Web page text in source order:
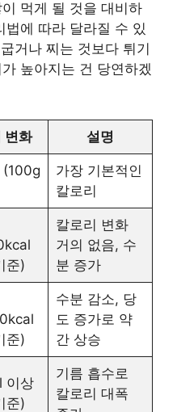
먹게 될 것을 대비하
법에 따라 달라질 수 있
거나 찌는 것보다 튀기
높아지는 건 당연하겠
변화 설명
(100g
가장 기본적인
칼로리
준)
칼로리 변화
거의 없음, 수
분 증가
준)
수분 감소, 당
도 증가로 약
간 상승
이상
준)
기름 흡수로
칼로리 대폭